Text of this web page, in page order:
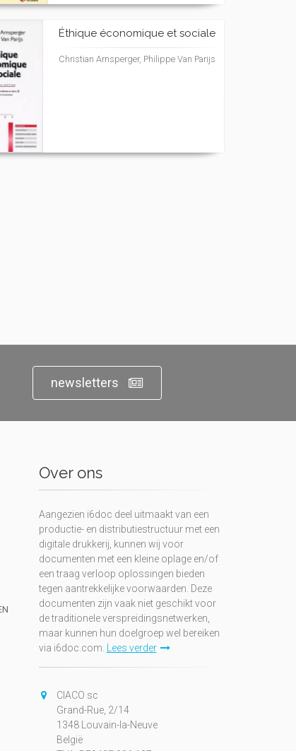
Éthique économique et sociale
Christian Arnsperger, Philippe Van Parijs
newsletters
Over ons
Aangezien i6doc deel uitmaakt van een
productie- en distributiestructuur met een
digitale drukkerij, kunnen wij voor
documenten met een kleine oplage en/of
een traag verloop oplossingen bieden
tegen aantrekkelijke voorwaarden. Deze
documenten zijn vaak niet geschikt voor
de traditionele verspreidingsnetwerken,
maar kunnen hun doelgroep wel bereiken
via i6doc.com.
Lees verder
CIACO sc
Grand-Rue, 2/14
1348 Louvain-la-Neuve
België